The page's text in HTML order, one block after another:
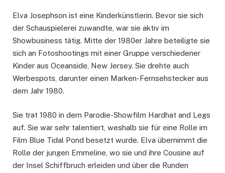
Elva Josephson ist eine Kinderkünstlerin. Bevor sie sich
der Schauspielerei zuwandte, war sie aktiv im
Showbusiness tätig. Mitte der 1980er Jahre beteiligte sie
sich an Fotoshootings mit einer Gruppe verschiedener
Kinder aus Oceanside, New Jersey. Sie drehte auch
Werbespots, darunter einen Marken-Fernsehstecker aus
dem Jahr 1980.
Sie trat 1980 in dem Parodie-Showfilm Hardhat and Legs
auf. Sie war sehr talentiert, weshalb sie für eine Rolle im
Film Blue Tidal Pond besetzt wurde. Elva übernimmt die
Rolle der jungen Emmeline, wo sie und ihre Cousine auf
der Insel Schiffbruch erleiden und über die Runden